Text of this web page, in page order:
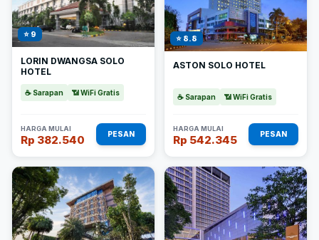
⭐ 9
LORIN DWANGSA SOLO
HOTEL
☕ Sarapan 📶 WiFi Gratis
HARGA MULAI
Rp 382.540 PESAN
⭐ 8.8
ASTON SOLO HOTEL
☕ Sarapan 📶 WiFi Gratis
HARGA MULAI
Rp 542.345 PESAN